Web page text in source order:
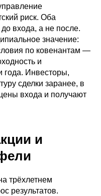
риск. Оба
входа, а не после.
значение:
по ковенантам —
и
года. Инвесторы,
сделки заранее, в
входа и получают
и
трёхлетнем
результатов.